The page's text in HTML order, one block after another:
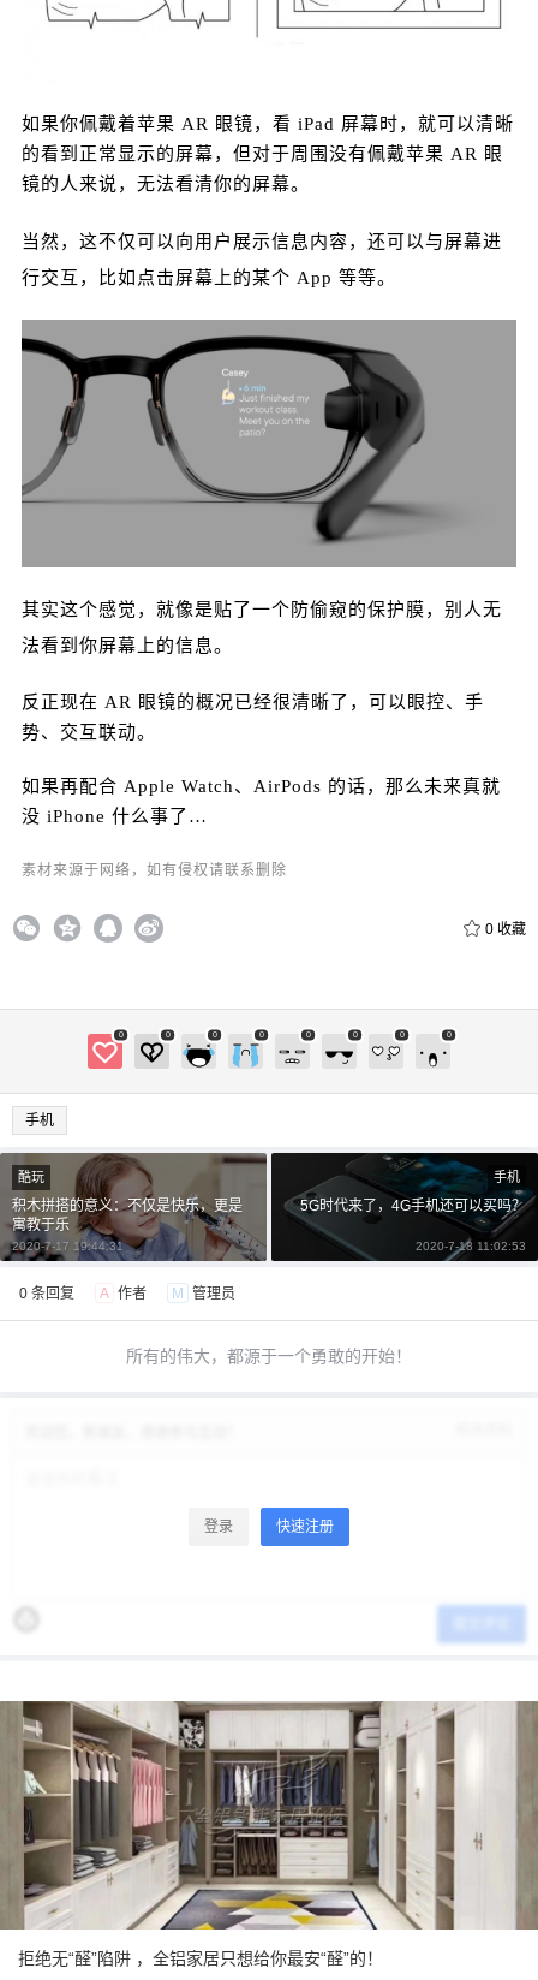
如果你佩戴着苹果 AR 眼镜，看 iPad 屏幕时，就可以清晰
的看到正常显示的屏幕，但对于周围没有佩戴苹果 AR 眼
镜的人来说，无法看清你的屏幕。
当然，这不仅可以向用户展示信息内容，还可以与屏幕进
行交互，比如点击屏幕上的某个 App 等等。
其实这个感觉，就像是贴了一个防偷窥的保护膜，别人无
法看到你屏幕上的信息。
反正现在 AR 眼镜的概况已经很清晰了，可以眼控、手
势、交互联动。
如果再配合 Apple Watch、AirPods 的话，那么未来真就
没 iPhone 什么事了…
素材来源于网络，如有侵权请联系删除
0 收藏
0 0 0 0 0 0 0 0
手机
2 5 元 10 元
立刻支付
付费内容
¥
立刻支付
酷玩
积木拼搭的意义：不仅是快乐，更是
寓教于乐
2020-7-17 19:44:31
手机
5G时代来了，4G手机还可以买吗？
2020-7-18 11:02:53
0 条回复 A 作者 M 管理员
所有的伟大，都源于一个勇敢的开始！
登录 快速注册
拒绝无“醛”陷阱 ，全铝家居只想给你最安“醛”的！
6位以上
忘记密码？ 找回